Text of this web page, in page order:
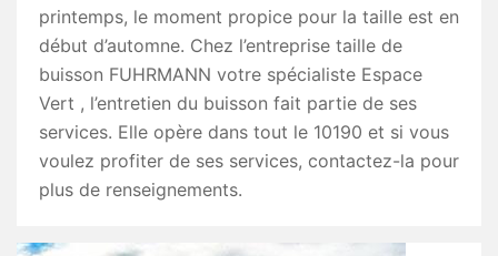
printemps, le moment propice pour la taille est en
début d’automne. Chez l’entreprise taille de
buisson FUHRMANN votre spécialiste Espace
Vert , l’entretien du buisson fait partie de ses
services. Elle opère dans tout le 10190 et si vous
voulez profiter de ses services, contactez-la pour
plus de renseignements.